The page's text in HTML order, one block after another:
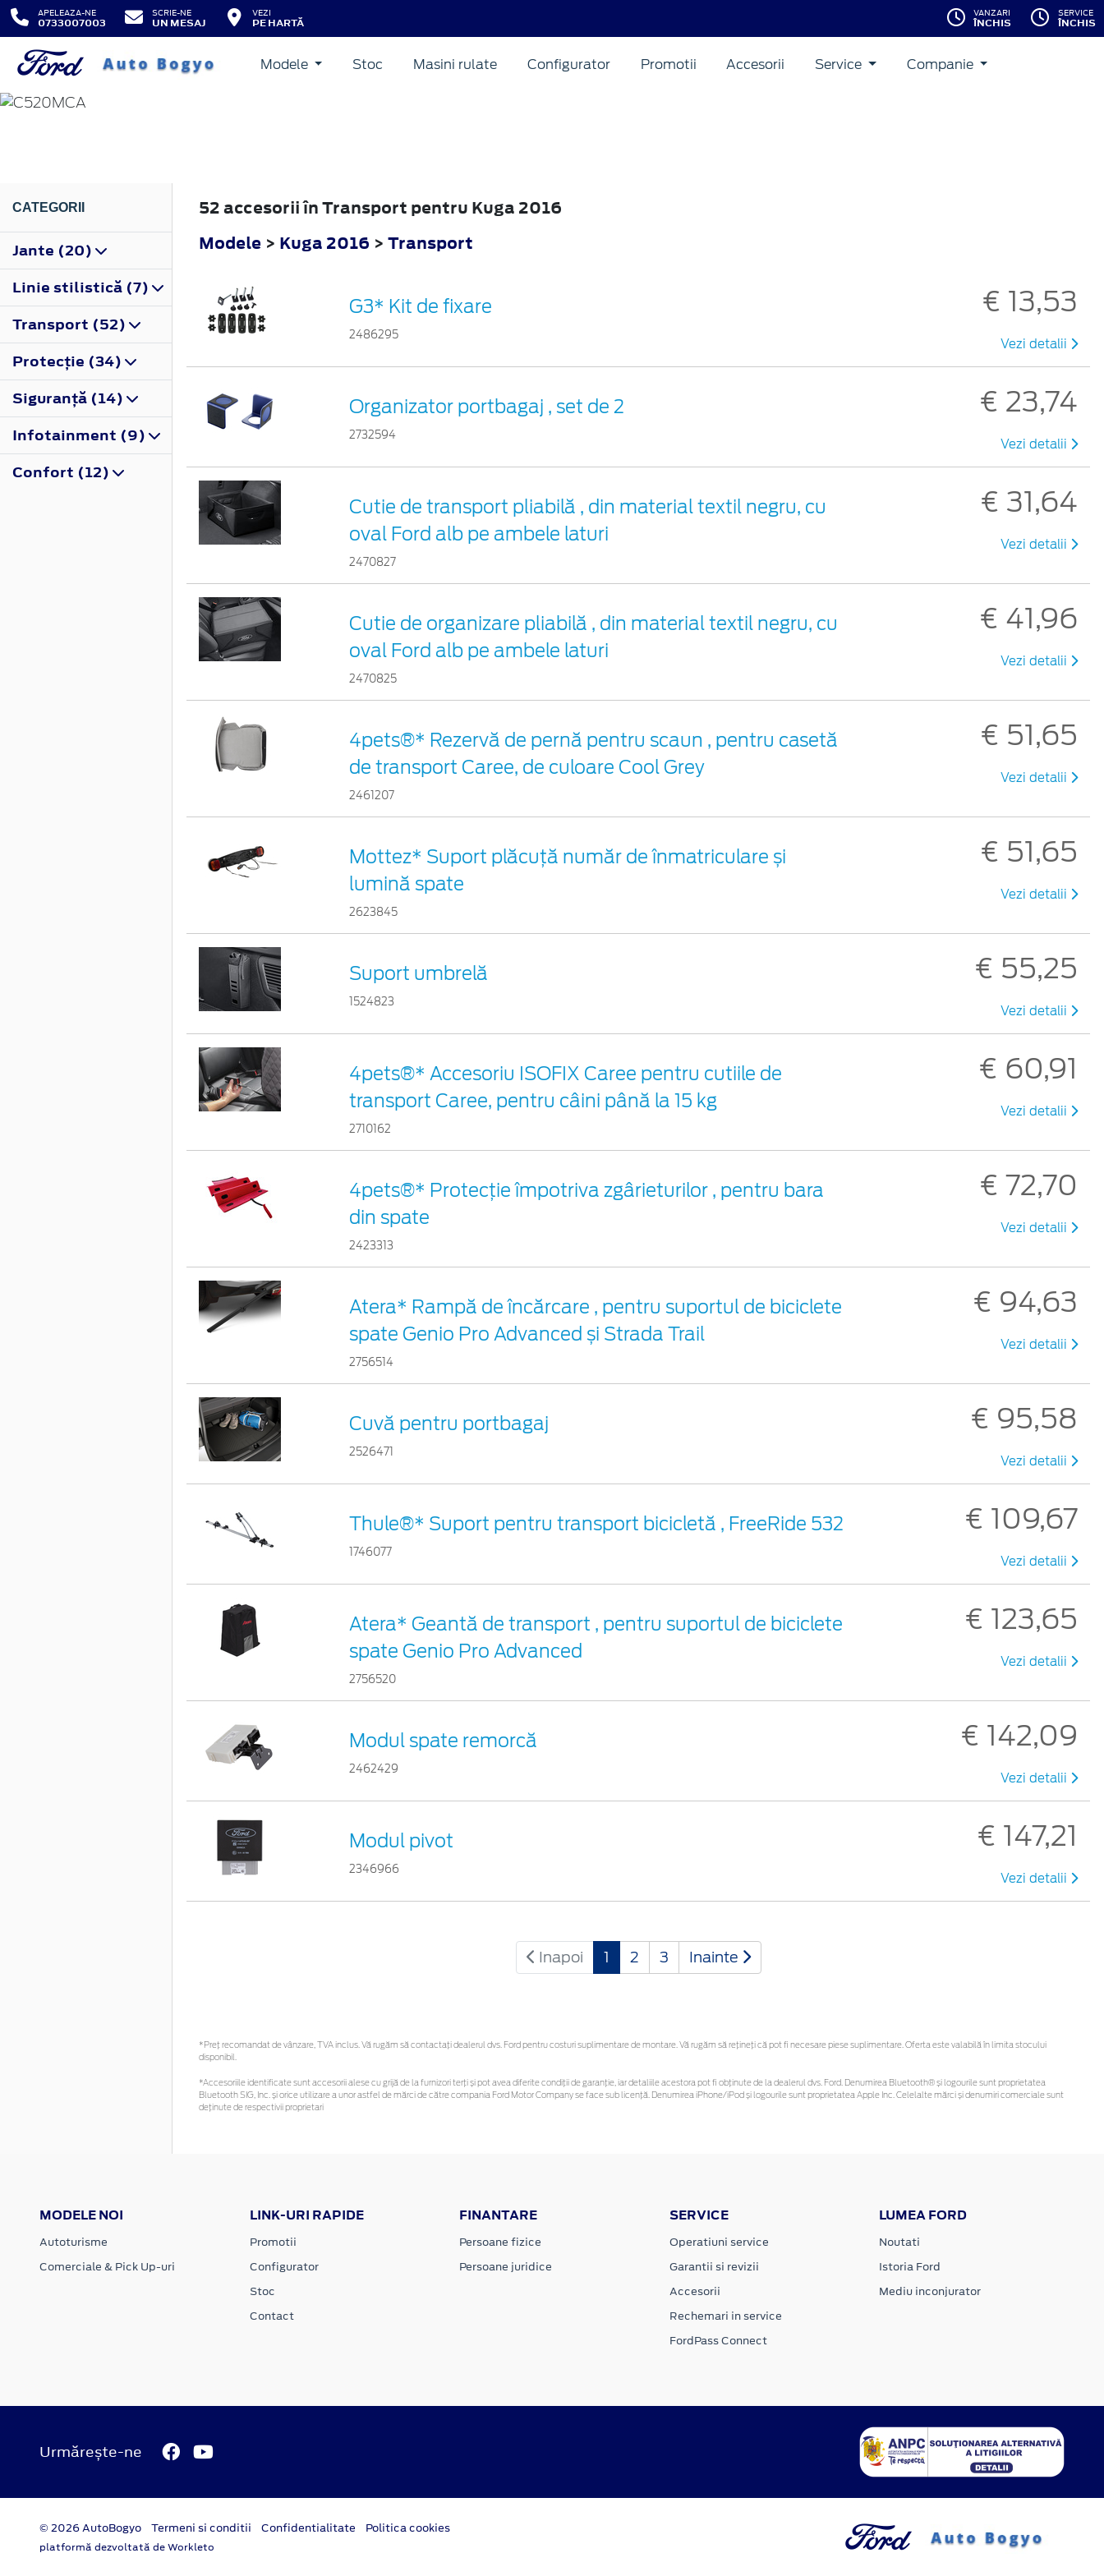
APELEAZA-NE
0733007003
SCRIE-NE
UN MESAJ
VEZI
PE HARTĂ
VANZARI
ÎNCHIS
SERVICE
ÎNCHIS
Modele Stoc Masini rulate Configurator Promotii Accesorii Service Companie
KUGA
CATEGORII
Jante (20)
Linie stilistică (7)
Transport (52)
Protecţie (34)
Siguranţă (14)
Infotainment (9)
Confort (12)
52 accesorii în Transport pentru Kuga 2016
Modele > Kuga 2016 > Transport
G3* Kit de fixare
2486295
€ 13,53
Vezi detalii
Organizator portbagaj , set de 2
2732594
€ 23,74
Vezi detalii
Cutie de transport pliabilă , din material textil negru, cu
oval Ford alb pe ambele laturi
2470827
€ 31,64
Vezi detalii
Cutie de organizare pliabilă , din material textil negru, cu
oval Ford alb pe ambele laturi
2470825
€ 41,96
Vezi detalii
4pets®* Rezervă de pernă pentru scaun , pentru casetă
de transport Caree, de culoare Cool Grey
2461207
€ 51,65
Vezi detalii
Mottez* Suport plăcuță număr de înmatriculare și
lumină spate
2623845
€ 51,65
Vezi detalii
Suport umbrelă
1524823
€ 55,25
Vezi detalii
4pets®* Accesoriu ISOFIX Caree pentru cutiile de
transport Caree, pentru câini până la 15 kg
2710162
€ 60,91
Vezi detalii
4pets®* Protecție împotriva zgârieturilor , pentru bara
din spate
2423313
€ 72,70
Vezi detalii
Atera* Rampă de încărcare , pentru suportul de biciclete
spate Genio Pro Advanced și Strada Trail
2756514
€ 94,63
Vezi detalii
Cuvă pentru portbagaj
2526471
€ 95,58
Vezi detalii
Thule®* Suport pentru transport bicicletă , FreeRide 532
1746077
€ 109,67
Vezi detalii
Atera* Geantă de transport , pentru suportul de biciclete
spate Genio Pro Advanced
2756520
€ 123,65
Vezi detalii
Modul spate remorcă
2462429
€ 142,09
Vezi detalii
Modul pivot
2346966
€ 147,21
Vezi detalii
Inapoi 1 2 3 Inainte
*Preţ recomandat de vânzare, TVA inclus. Vă rugăm să contactaţi dealerul dvs. Ford pentru costuri suplimentare de montare. Vă rugăm să rețineți că pot fi necesare piese suplimentare. Oferta este valabilă în limita stocului
disponibil.
*Accesoriile identificate sunt accesorii alese cu grijă de la furnizori terți și pot avea diferite condiții de garanție, iar detaliile acestora pot fi obținute de la dealerul dvs. Ford. Denumirea Bluetooth® și logourile sunt proprietatea
Bluetooth SIG, Inc. și orice utilizare a unor astfel de mărci de către compania Ford Motor Company se face sub licență. Denumirea iPhone/iPod și logourile sunt proprietatea Apple Inc. Celelalte mărci și denumiri comerciale sunt
deținute de respectivii proprietari
MODELE NOI
Autoturisme
Comerciale & Pick Up-uri
LINK-URI RAPIDE
Promotii
Configurator
Stoc
Contact
FINANTARE
Persoane fizice
Persoane juridice
SERVICE
Operatiuni service
Garantii si revizii
Accesorii
Rechemari in service
FordPass Connect
LUMEA FORD
Noutati
Istoria Ford
Mediu inconjurator
Urmărește-ne
© 2026 AutoBogyo Termeni si conditii Confidentialitate Politica cookies
platformă dezvoltată de Workleto